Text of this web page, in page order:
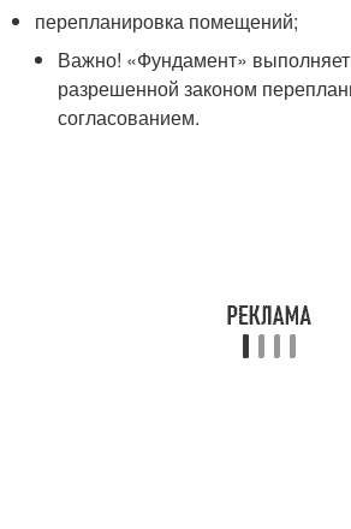
перепланировка помещений;
Важно! «Фундамент»
разрешенной законом
согласованием.